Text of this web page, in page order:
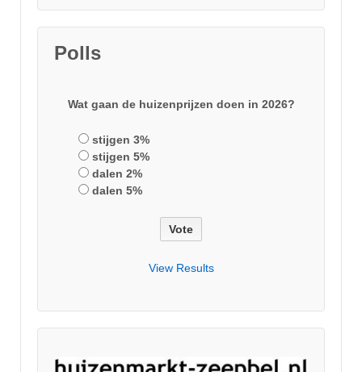
Polls
Wat gaan de huizenprijzen doen in 2026?
stijgen 3%
stijgen 5%
dalen 2%
dalen 5%
View Results